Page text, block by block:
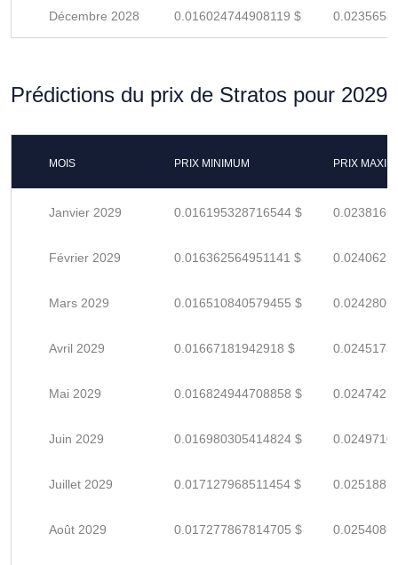
Décembre 2028 0.016024744908119 $
Prédictions du prix de Stratos pour 2029
MOIS PRIX MINIMUM PRIX
Janvier 2029 0.016195328716544 $
Février 2029 0.016362564951141 $
Mars 2029 0.016510840579455 $
Avril 2029 0.01667181942918 $
Mai 2029 0.016824944708858 $
Juin 2029 0.016980305414824 $
Juillet 2029 0.017127968511454 $
Août 2029 0.017277867814705 $